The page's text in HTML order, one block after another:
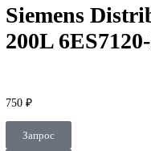
Доставка
Контакты